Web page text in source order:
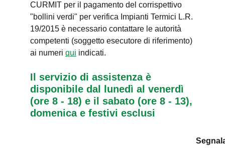
CURMIT per il pagamento del corrispettivo
"bollini verdi" per verifica Impianti Termici L.R.
19/2015 è necessario contattare le autorità
competenti (soggetto esecutore di riferimento)
ai numeri qui indicati.
Il servizio di assistenza è
disponibile dal lunedì al venerdì
(ore 8 - 18) e il sabato (ore 8 - 13),
domenica e festivi esclusi